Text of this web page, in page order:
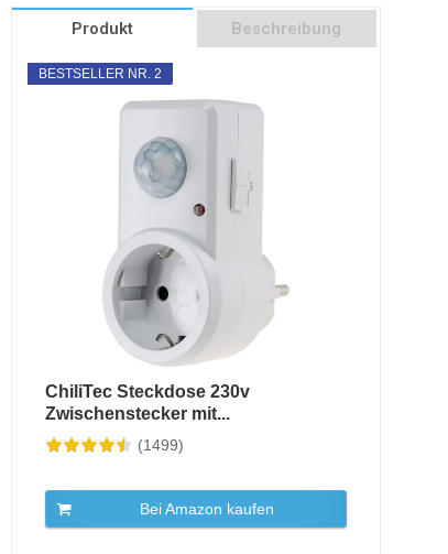
Produkt Beschreibung
BESTSELLER NR. 2
ChiliTec Steckdose 230v
Zwischenstecker mit...
(1499)
Bei Amazon kaufen